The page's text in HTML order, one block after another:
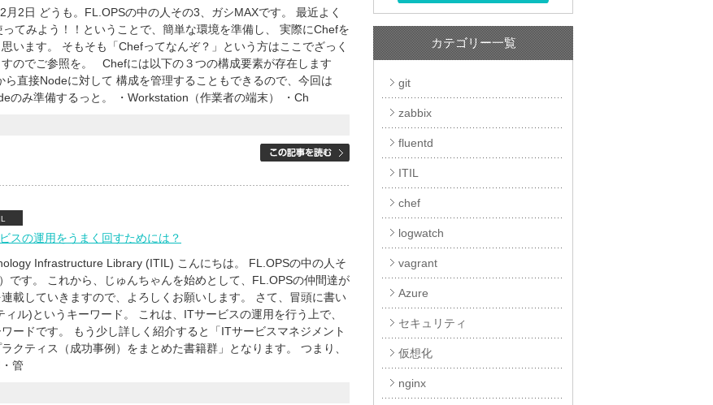
月2日 どうも。FL.OPSの中の人その3、ガシMAXです。 最近よく
てみよう！！ということで、簡単な環境を準備し、 実際にChefを
います。 そもそも「Chefってなんぞ？」という方はここでざっく
すのでご参照を。 Chefには以下の３つの構成要素が存在します
ら直接Nodeに対して 構成を管理することもできるので、今回は
のみ準備するっと。 ・Workstation（作業者の端末） ・Ch
スの運用をうまく回すためには？
Infrastructure Library (ITIL) こんにちは。 FL.OPSの中の人そ
です。 これから、じゅんちゃんを始めとして、FL.OPSの仲間達が
載していきますので、よろしくお願いします。 さて、冒頭に書い
ィル)というキーワード。 これは、ITサービスの運用を行う上で、
ードです。 もう少し詳しく紹介すると「ITサービスマネジメント
クティス（成功事例）をまとめた書籍群」となります。 つまり、
管
カテゴリー一覧
git
zabbix
fluentd
ITIL
chef
logwatch
vagrant
Azure
セキュリティ
仮想化
nginx